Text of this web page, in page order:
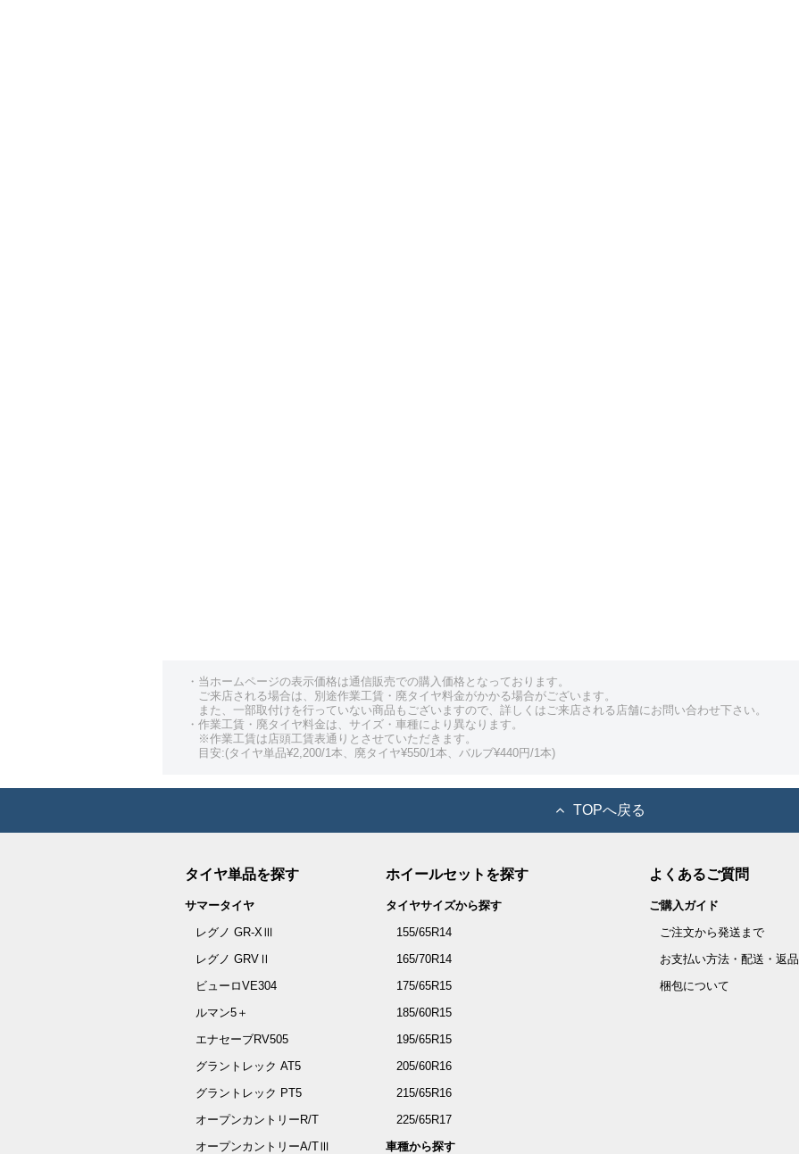
・当ホームページの表示価格は通信販売での購入価格となっております。
ご来店される場合は、別途作業工賃・廃タイヤ料金がかかる場合がございます。
また、一部取付けを行っていない商品もございますので、詳しくはご来店される店舗にお問い合わせ下さい。
・作業工賃・廃タイヤ料金は、サイズ・車種により異なります。
※作業工賃は店頭工賃表通りとさせていただきます。
目安:(タイヤ単品¥2,200/1本、廃タイヤ¥550/1本、バルブ¥440円/1本)
TOPへ戻る
タイヤ単品を探す
サマータイヤ
レグノ GR-XⅢ
レグノ GRVⅡ
ビューロVE304
ルマン5＋
エナセーブRV505
グラントレック AT5
グラントレック PT5
オープンカントリーR/T
オープンカントリーA/TⅢ
ホイールセットを探す
タイヤサイズから探す
155/65R14
165/70R14
175/65R15
185/60R15
195/65R15
205/60R16
215/65R16
225/65R17
車種から探す
よくあるご質問
ご購入ガイド
ご注文から発送まで
お支払い方法・配送・返品
梱包について